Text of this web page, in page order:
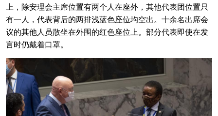
上，除安理会主席位置有两个人在座外，其他代表团位置只
有一人，代表背后的两排浅蓝色座位均空出。十余名出席会
议的其他人员散坐在外围的红色座位上。部分代表即使在发
言时仍戴着口罩。